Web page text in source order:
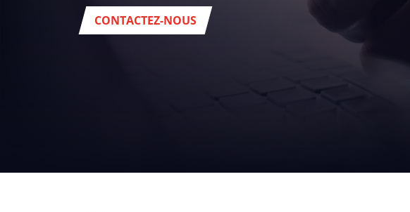
CONTACTEZ-NOUS